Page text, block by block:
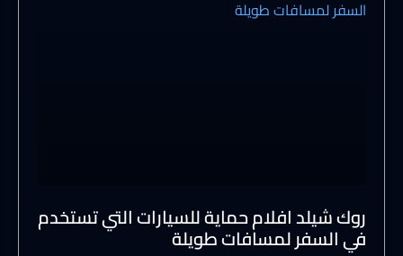
روك شيلد افلام حماية للسيارات التي تستخدم
في السفر لمسافات طويلة